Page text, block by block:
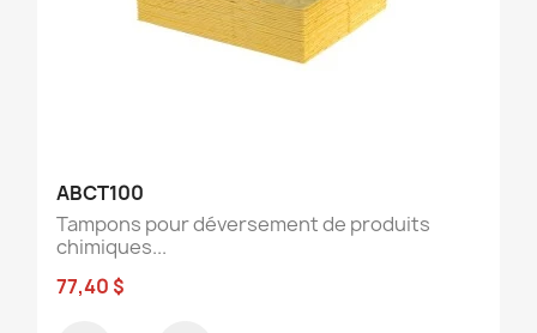
ABCT100
Tampons pour déversement de produits
chimiques...
77,40 $